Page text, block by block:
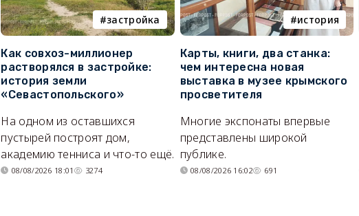
застройка
Как совхоз-миллионер
растворялся в застройке:
история земли
«Севастопольского»
На одном из оставшихся
пустырей построят дом,
академию тенниса и что-то ещё.
08/08/2026 18:01 3274
история
Карты, книги, два станка:
чем интересна новая
выставка в музее крымского
просветителя
Многие экспонаты впервые
представлены широкой
публике.
08/08/2026 16:02 691